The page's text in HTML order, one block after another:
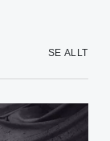
SE ALLT